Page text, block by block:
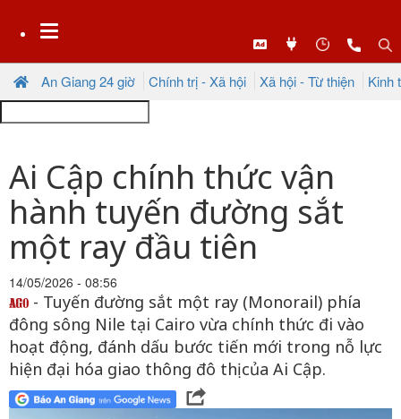
An Giang 24 giờ Chính trị - Xã hội Xã hội - Từ thiện Kinh
Ai Cập chính thức vận
hành tuyến đường sắt
một ray đầu tiên
14/05/2026 - 08:56
- Tuyến đường sắt một ray (Monorail) phía
đông sông Nile tại Cairo vừa chính thức đi vào
hoạt động, đánh dấu bước tiến mới trong nỗ lực
hiện đại hóa giao thông đô thị của Ai Cập.